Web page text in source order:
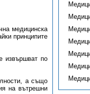
медицинска
принципите
извършват по
а също
на вътрешни